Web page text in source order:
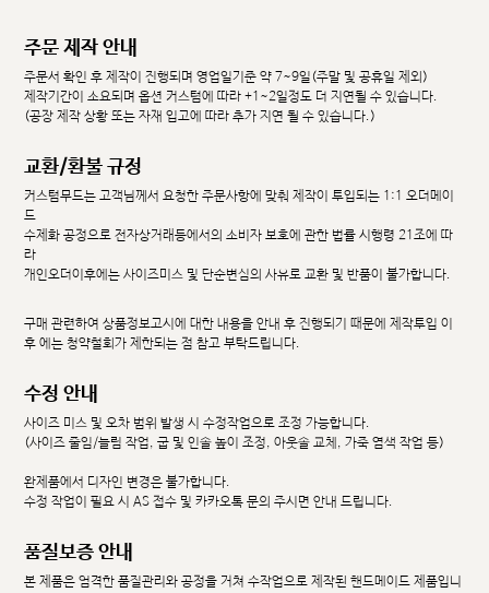
주문 제작 안내
주문서 확인 후 제작이 진행되며 영업일기준 약 7~9일(주말 및 공휴일 제외)
제작기간이 소요되며 옵션 커스텀에 따라 +1~2일정도 더 지연될 수 있습니다.
(공장 제작 상황 또는 자재 입고에 따라 추가 지연 될 수 있습니다.)
교환/환불 규정
커스텀무드는 고객님께서 요청한 주문사항에 맞춰 제작이 투입되는 1:1 오더메이
드
수제화 공정으로 전자상거래등에서의 소비자 보호에 관한 법률 시행령 21조에 따
라
개인오더이후에는 사이즈미스 및 단순변심의 사유로 교환 및 반품이 불가합니다.
구매 관련하여 상품정보고시에 대한 내용을 안내 후 진행되기 때문에 제작투입 이
후 에는 청약철회가 제한되는 점 참고 부탁드립니다.
수정 안내
사이즈 미스 및 오차 범위 발생 시 수정작업으로 조정 가능합니다.
(사이즈 줄임/늘림 작업, 굽 및 인솔 높이 조정, 아웃솔 교체, 가죽 염색 작업 등)
완제품에서 디자인 변경은 불가합니다.
수정 작업이 필요 시 AS 접수 및 카카오톡 문의 주시면 안내 드립니다.
품질보증 안내
본 제품은 엄격한 품질관리와 공정을 거쳐 수작업으로 제작된 핸드메이드 제품입니